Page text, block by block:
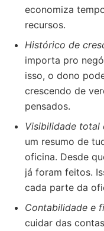
economiza
recursos.
Histórico de
importa pro
isso, o dono
crescendo de
pensados.
Visibilidade total
um resumo de
oficina. Desde
já foram feitos.
cada parte da
Contabilidade e
cuidar das